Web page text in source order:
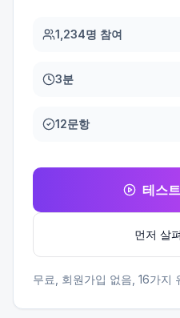
1,234명 참여
3분
12문항
테스
먼저 살
무료, 회원가입 없음, 16가지